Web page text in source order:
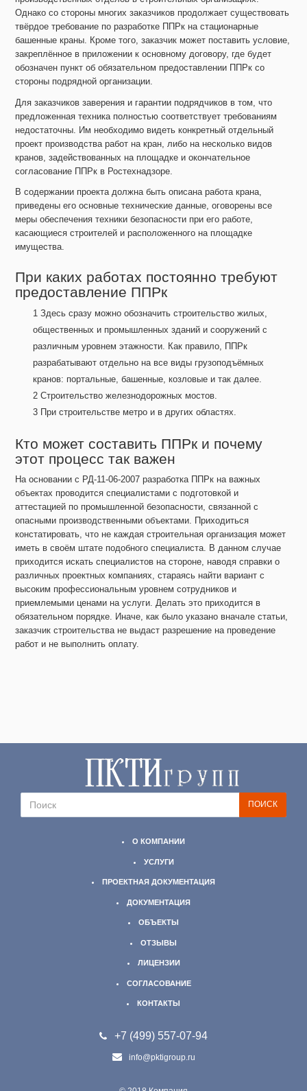
Однако со стороны многих заказчиков продолжает существовать
твёрдое требование по разработке ППРк на стационарные
башенные краны. Кроме того, заказчик может поставить условие,
закреплённое в приложении к основному договору, где будет
обозначен пункт об обязательном предоставлении ППРк со
стороны подрядной организации.
Для заказчиков заверения и гарантии подрядчиков в том, что
предложенная техника полностью соответствует требованиям
недостаточны. Им необходимо видеть конкретный отдельный
проект производства работ на кран, либо на несколько видов
кранов, задействованных на площадке и окончательное
согласование ППРк в Ростехнадзоре.
В содержании проекта должна быть описана работа крана,
приведены его основные технические данные, оговорены все
меры обеспечения техники безопасности при его работе,
касающиеся строителей и расположенного на площадке
имущества.
При каких работах постоянно требуют
предоставление ППРк
Здесь сразу можно обозначить строительство жилых,
общественных и промышленных зданий и сооружений с
различным уровнем этажности. Как правило, ППРк
разрабатывают отдельно на все виды грузоподъёмных
кранов: портальные, башенные, козловые и так далее.
Строительство железнодорожных мостов.
При строительстве метро и в других областях.
Кто может составить ППРк и почему
этот процесс так важен
На основании с РД-11-06-2007 разработка ППРк на важных
объектах проводится специалистами с подготовкой и
аттестацией по промышленной безопасности, связанной с
опасными производственными объектами. Приходиться
констатировать, что не каждая строительная организация может
иметь в своём штате подобного специалиста. В данном случае
приходится искать специалистов на стороне, наводя справки о
различных проектных компаниях, стараясь найти вариант с
высоким профессиональным уровнем сотрудников и
приемлемыми ценами на услуги. Делать это приходится в
обязательном порядке. Иначе, как было указано вначале статьи,
заказчик строительства не выдаст разрешение на проведение
работ и не выполнить оплату.
О КОМПАНИИ
УСЛУГИ
ПРОЕКТНАЯ ДОКУМЕНТАЦИЯ
ДОКУМЕНТАЦИЯ
ОБЪЕКТЫ
ОТЗЫВЫ
ЛИЦЕНЗИИ
СОГЛАСОВАНИЕ
КОНТАКТЫ
+7 (499)557-07-94
info@pktigroup.ru